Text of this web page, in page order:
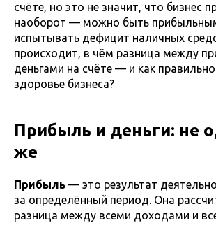
счёте, но это не значит, что бизнес
наоборот — можно быть
испытывать дефицит наличных
происходит, в чём разница между
деньгами на счёте — и как
здоровье бизнеса?
Прибыль и деньги: не
же
Прибыль — это результат
за определённый период. Она
разница между всеми доходами и